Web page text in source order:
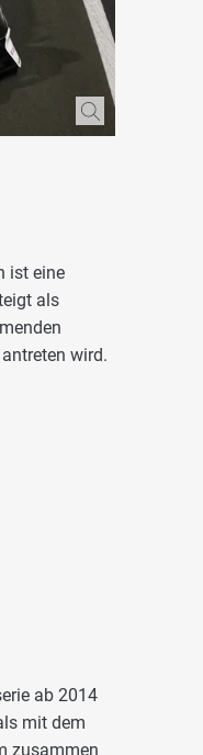
ist eine
als
wird.
ab 2014
mit dem
zusammen